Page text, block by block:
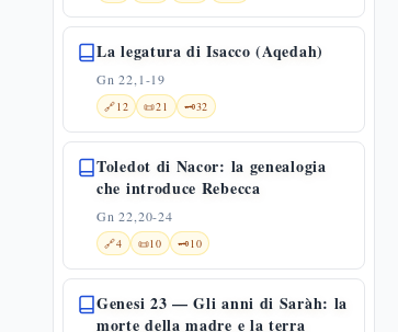
La legatura di Isacco (Aqedah)
Gn 22,1-19
🔗12 📜21 🗝️32
Toledot di Nacor: la genealogia
che introduce Rebecca
Gn 22,20-24
🔗4 📜10 🗝️10
Genesi 23 — Gli anni di Saràh: la
morte della madre e la terra